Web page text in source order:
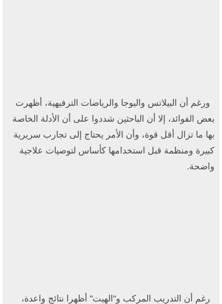
ورغم أن البيلاتس واليوجا والرياضات الترفيهية، أظهرت
بعض الفوائد، إلا أن الباحثين شددوا على أن الأدلة الخاصة
بها ما تزال أقل قوة، وأن الأمر يحتاج إلى تجارب سريرية
كبيرة ومنظمة قبل استخدامها كأساس لتوصيات علاجية
واضحة.
رغم أن التدريب المركب و"الهيت" أظهرا نتائج واعدة،